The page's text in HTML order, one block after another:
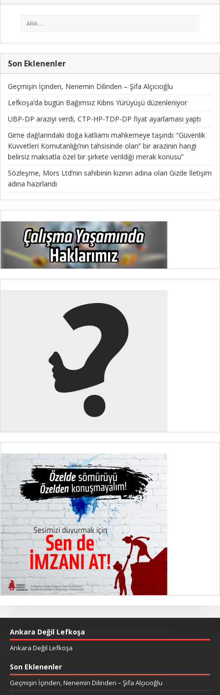
Son Eklenenler
Geçmişin İçinden, Nenemin Dilinden – Şifa Alçıcıoğlu
Lefkoşa’da bugün Bağımsız Kıbrıs Yürüyüşü düzenleniyor
UBP-DP araziyi verdi, CTP-HP-TDP-DP fiyat ayarlaması yaptı
Girne dağlarındaki doğa katliamı mahkemeye taşındı: “Güvenlik
Kuvvetleri Komutanlığı’nın tahsisinde olan” bir arazinin hangi
belirsiz maksatla özel bir şirkete verildiği merak konusu”
Sözleşme, Mors Ltd’nin sahibinin kızının adına olan Gizde İletişim
adına hazırlandı
Ankara Değil Lefkoşa
Ankara Değil Lefkoşa
Son Eklenenler
Geçmişin İçinden, Nenemin Dilinden – Şifa Alçıcıoğlu